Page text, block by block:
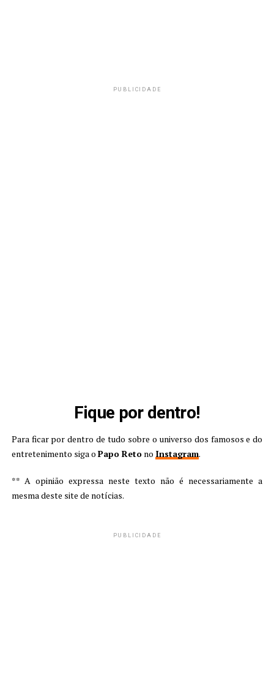
PUBLICIDADE
Fique por dentro!
Para ficar por dentro de tudo sobre o universo dos famosos e do
entretenimento siga o Papo Retono Instagram.
** A opinião expressa neste texto não é necessariamente a
mesma deste site de notícias.
PUBLICIDADE